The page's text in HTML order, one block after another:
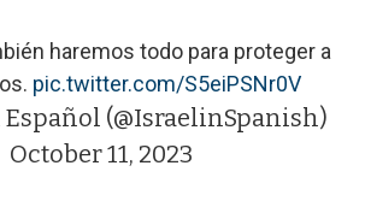
haremos todo para proteger a
pic.twitter.com/S5eiPSNr0V
(@IsraelinSpanish)
October 11, 2023